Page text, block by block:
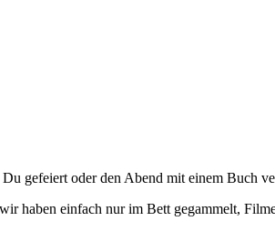
gefeiert oder den Abend mit einem Buch
haben einfach nur im Bett gegammelt,